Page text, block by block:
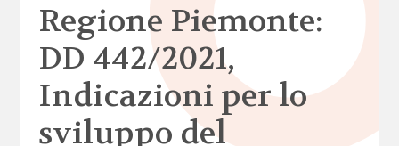
Regione Piemonte:
DD 442/2021,
Indicazioni per lo
sviluppo del